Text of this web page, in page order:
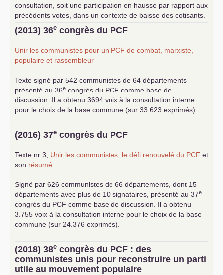
consultation, soit une participation en hausse par rapport aux
précédents votes, dans un contexte de baisse des cotisants.
... lire la suite
(2013) 36e congrès du PCF
Unir les communistes pour un PCF de combat, marxiste,
populaire et rassembleur
Texte signé par 542 communistes de 64 départements
présenté au 36e congrès du PCF comme base de
discussion. Il a obtenu 3694 voix à la consultation interne
pour le choix de la base commune (sur 33 623 exprimés) .
(2016) 37e congrès du PCF
Texte nr 3, Unir les communistes, le défi renouvelé du PCF et
son résumé
Signé par 626 communistes de 66 départements, dont 15
départements avec plus de 10 signataires, présenté au 37e
congrès du PCF comme base de discussion. Il a obtenu
3.755 voix à la consultation interne pour le choix de la base
commune (sur 24.376 exprimés).
(2018) 38e congrès du PCF : des
communistes unis pour reconstruire un parti
utile au mouvement populaire